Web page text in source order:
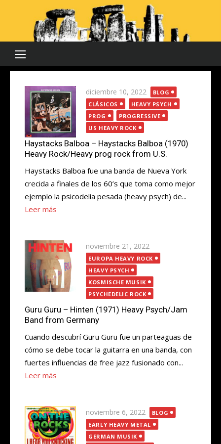
Publicada
el
diciembre 10, 2022
BLOG
CLÁSICOS
HEAVY PSYCH
PROG
PROGRESSIVE
US HEAVY ROCK
Haystacks Balboa – Haystacks Balboa (1970)
Heavy Rock/Heavy prog rock from U.S.
Haystacks Balboa fue una banda de Nueva York
crecida a finales de los 60’s que toma como mejor
ejemplo la psicodelia pesada (heavy psych) de...
Leer más
Publicada
el
noviembre 21, 2022
EUROPA HEAVY ROCK
HEAVY PSYCH
KOSMISCHE MUSIK
PSYCHEDELIC ROCK
Guru Guru – Hinten (1971) Heavy Psych/Jam
Band from Germany
Cuando descubrí Guru Guru fue un parteaguas de
cómo se debe tocar la guitarra en una banda, con
fuertes influencias de free jazz fusionado con...
Leer más
Publicada
el
noviembre 6, 2022
BLOG
EARLY HEAVY METAL
GERMAN MUSIK